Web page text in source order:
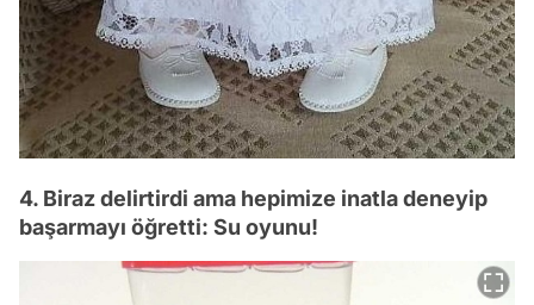
4. Biraz delirtirdi ama hepimize inatla deneyip
başarmayı öğretti: Su oyunu!